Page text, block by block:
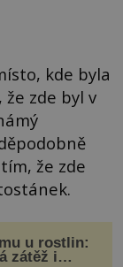
kde byla
zde byl v
že zde
u rostlin:
zátěž i